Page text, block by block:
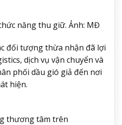
năng thu giữ. Ảnh: MĐ
đối tượng thừa nhận đã lợi
dịch vụ vận chuyển và
phối dầu gió giả đến nơi
hiện.
thương tâm trên